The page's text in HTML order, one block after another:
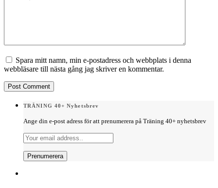
Spara mitt namn, min e-postadress och webbplats i denna
webbläsare till nästa gång jag skriver en kommentar.
TRÄNING 40+ Nyhetsbrev
Ange din e-post adress för att prenumerera på Träning 40+ nyhetsbrev